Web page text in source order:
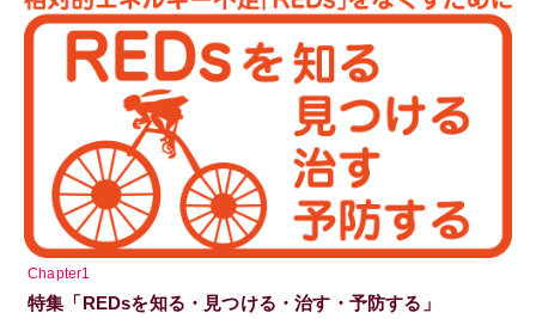
Chapter1
特集「REDsを知る・見つける・治す・予防する」